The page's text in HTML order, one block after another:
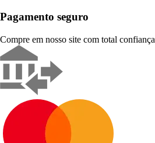
Pagamento seguro
Compre em nosso site com total confiança